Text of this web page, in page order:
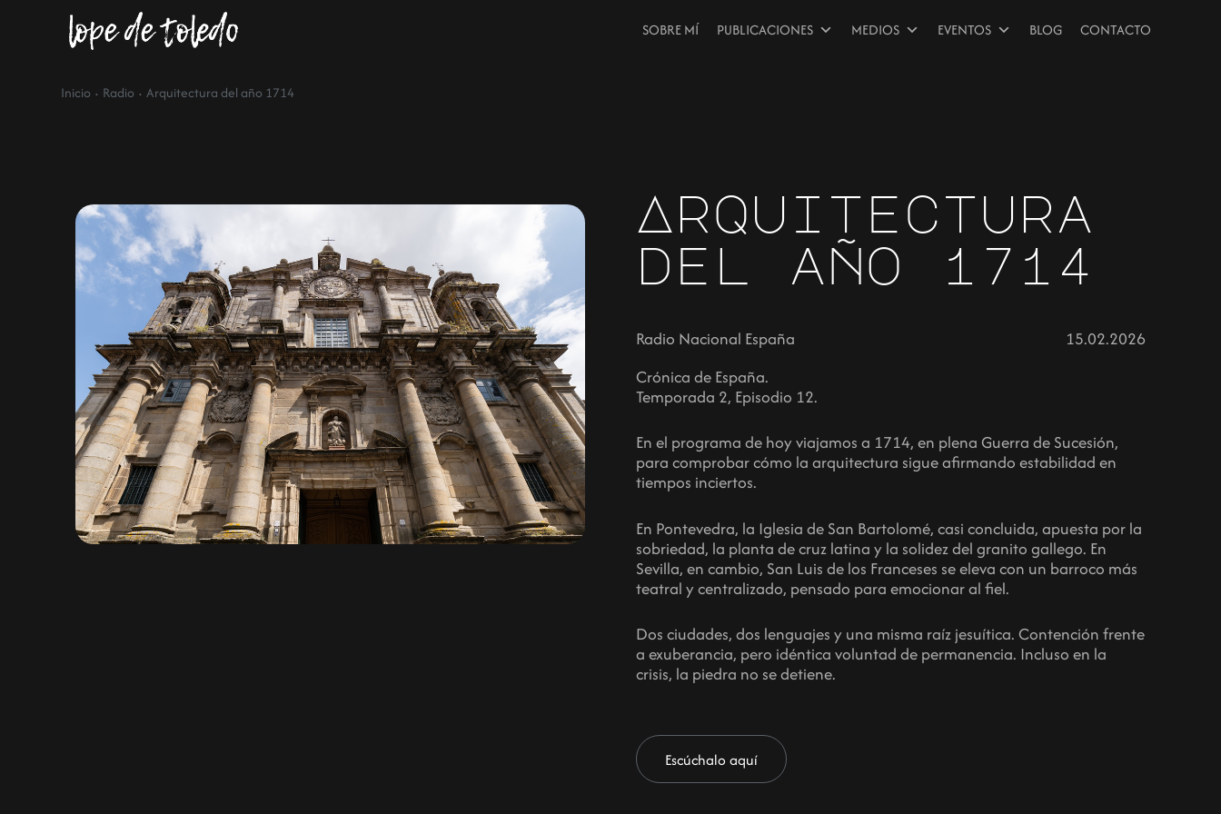
SOBRE MÍ PUBLICACIONES MEDIOS EVENTOS BLOG CONTACTO
Inicio · Radio · Arquitectura del año 1714
Arquitectura
del año 1714
Radio Nacional España
15.02.2026
Crónica de España.
Temporada 2, Episodio 12.
En el programa de hoy viajamos a 1714, en plena Guerra de Sucesión,
para comprobar cómo la arquitectura sigue afirmando estabilidad en
tiempos inciertos.
En Pontevedra, la Iglesia de San Bartolomé, casi concluida, apuesta por la
sobriedad, la planta de cruz latina y la solidez del granito gallego. En
Sevilla, en cambio, San Luis de los Franceses se eleva con un barroco más
teatral y centralizado, pensado para emocionar al fiel.
Dos ciudades, dos lenguajes y una misma raíz jesuítica. Contención frente
a exuberancia, pero idéntica voluntad de permanencia. Incluso en la
crisis, la piedra no se detiene.
Escúchalo aquí